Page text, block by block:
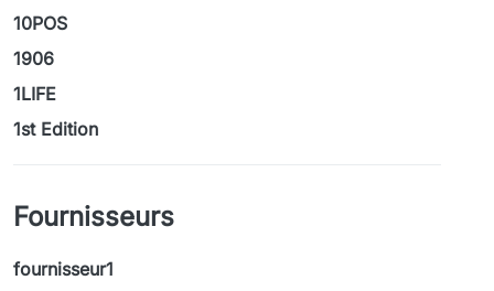
10POS
1906
1LIFE
1st Edition
Fournisseurs
fournisseur1